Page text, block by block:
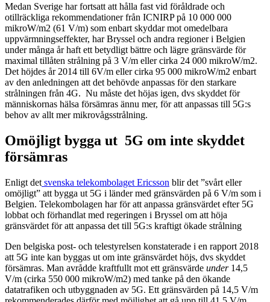
Medan Sverige har fortsatt att hålla fast vid föråldrade och
otillräckliga rekommendationer från ICNIRP på 10 000 000
mikroW/m2 (61 V/m) som enbart skyddar mot omedelbara
uppvärmningseffekter, har Bryssel och andra regioner i Belgien
under många år haft ett betydligt bättre och lägre gränsvärde för
maximal tillåten strålning på 3 V/m eller cirka 24 000 mikroW/m2.
Det höjdes år 2014 till 6V/m eller cirka 95 000 mikroW/m2 enbart
av den anledningen att det behövde anpassas för den starkare
strålningen från 4G. Nu måste det höjas igen, dvs skyddet för
människornas hälsa försämras ännu mer, för att anpassas till 5G:s
behov av allt mer mikrovågsstrålning.
Omöjligt bygga ut 5G om inte skyddet
försämras
Enligt det svenska telekombolaget Ericsson blir det ”svårt eller
omöjligt” att bygga ut 5G i länder med gränsvärden på 6 V/m som i
Belgien. Telekombolagen har för att anpassa gränsvärdet efter 5G
lobbat och förhandlat med regeringen i Bryssel om att höja
gränsvärdet för att anpassa det till 5G:s kraftigt ökade strålning
Den belgiska post- och telestyrelsen konstaterade i en rapport 2018
att 5G inte kan byggas ut om inte gränsvärdet höjs, dvs skyddet
försämras. Man avrådde kraftfullt mot ett gränsvärde under14,5
V/m (cirka 550 000 mikroW/m2) med tanke på den ökande
datatrafiken och utbyggnaden av 5G. Ett gränsvärden på 14,5 V/m